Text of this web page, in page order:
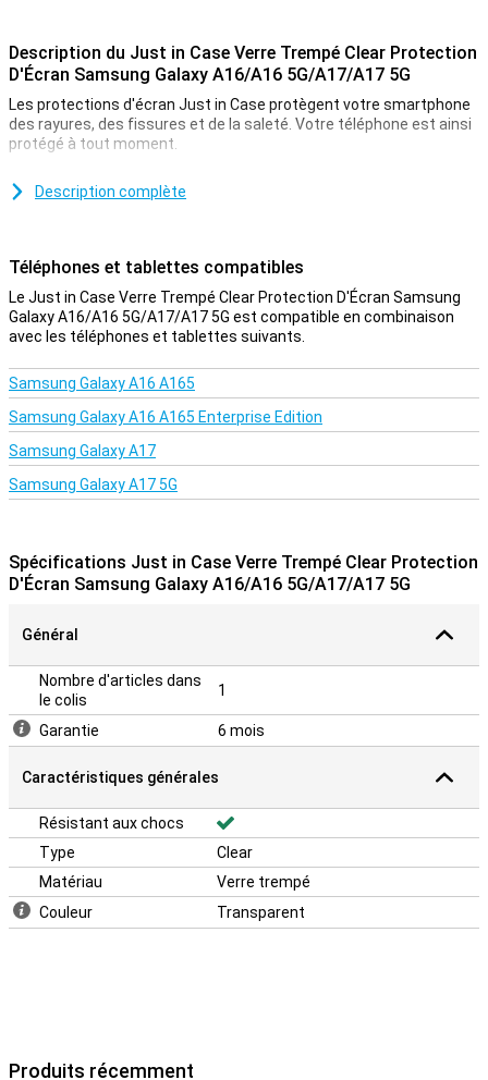
Description du Just in Case Verre Trempé Clear Protection
D'Écran Samsung Galaxy A16/A16 5G/A17/A17 5G
Les protections d'écran Just in Case protègent votre smartphone
des rayures, des fissures et de la saleté. Votre téléphone est ainsi
protégé à tout moment.
protection est fabriquée en verre trempé et est donc très
Verre transparent
A16/A16 5G/A17/A17 5G avec autant de clarté et de netteté que si
vous n'aviez pas de protection d'écran. Cette protection d'écran
est donc 100 % transparente, de sorte que vous ne la remarquerez
Description complète
Téléphones et tablettes compatibles
Le Just in Case Verre Trempé Clear Protection D'Écran Samsung
Galaxy A16/A16 5G/A17/A17 5G est compatible en combinaison
avec les téléphones et tablettes suivants.
Samsung Galaxy A16 A165
Samsung Galaxy A16 A165 Enterprise Edition
Samsung Galaxy A17
Samsung Galaxy A17 5G
Spécifications Just in Case Verre Trempé Clear Protection
D'Écran Samsung Galaxy A16/A16 5G/A17/A17 5G
Général
Nombre d'articles dans
le colis
1
Garantie 6 mois
Caractéristiques générales
Résistant aux chocs
Type
Clear
Matériau
Verre trempé
Couleur
Transparent
Produits récemment